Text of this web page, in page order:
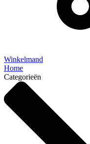
Winkelmand
Home
Categorieën